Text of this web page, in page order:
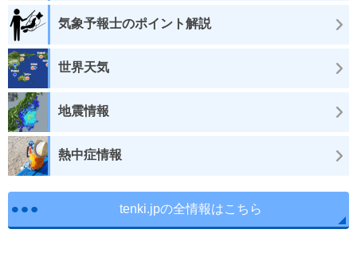
気象予報士のポイント解説
世界天気
地震情報
熱中症情報
tenki.jpの全情報はこちら